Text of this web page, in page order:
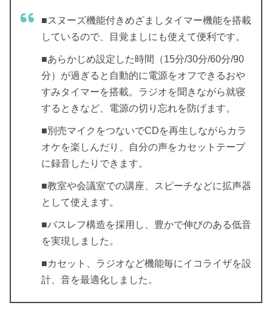
■スヌーズ機能付きめざましタイマー機能を搭載
しているので、目覚ましにも使えて便利です。
■あらかじめ設定した時間（15分/30分/60分/90
分）が過ぎると自動的に電源をオフできるおや
すみタイマーを搭載。ラジオを聞きながら就寝
するときなど、電源の切り忘れを防げます。
■別売マイクをつないでCDを再生しながらカラ
オケを楽しんだり、自分の声をカセットテープ
に録音したりできます。
■教室や会議室での講座、スピーチなどに拡声器
として使えます。
■バスレフ構造を採用し、豊かで伸びのある低音
を実現しました。
■カセット、ラジオなど機能毎にイコライザを設
計、音を最適化しました。